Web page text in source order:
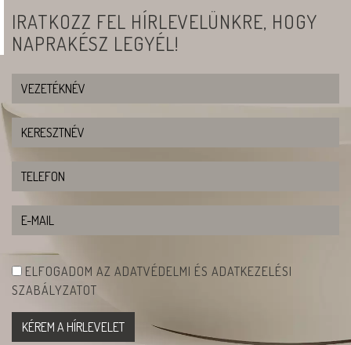
IRATKOZZ FEL HÍRLEVELÜNKRE, HOGY
NAPRAKÉSZ LEGYÉL!
ELFOGADOM AZ ADATVÉDELMI ÉS ADATKEZELÉSI
SZABÁLYZATOT